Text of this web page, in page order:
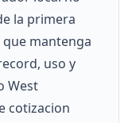
la primera
mantenga
uso y
West
cotizacion